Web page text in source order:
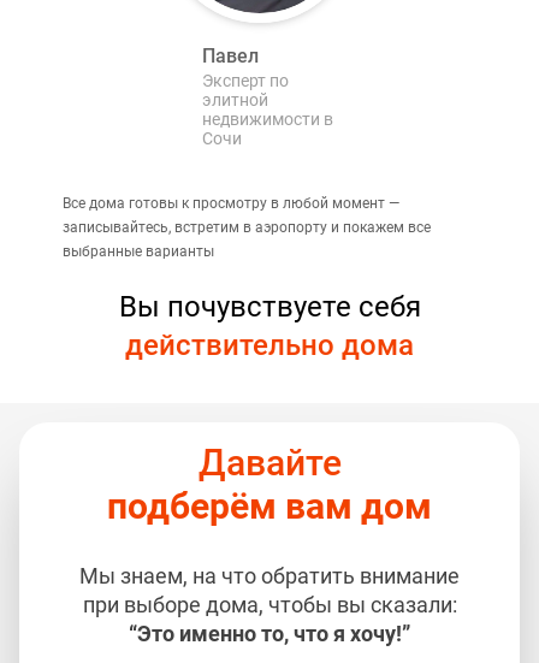
Павел
Эксперт по
элитной
недвижимости в
Сочи
Все дома готовы к просмотру в любой момент —
записывайтесь, встретим в аэропорту и покажем все
выбранные варианты
Вы почувствуете себя
действительно дома
Давайте
подберём вам дом
Мы знаем, на что обратить внимание
при выборе дома, чтобы вы сказали:
“Это именно то, что я хочу!”